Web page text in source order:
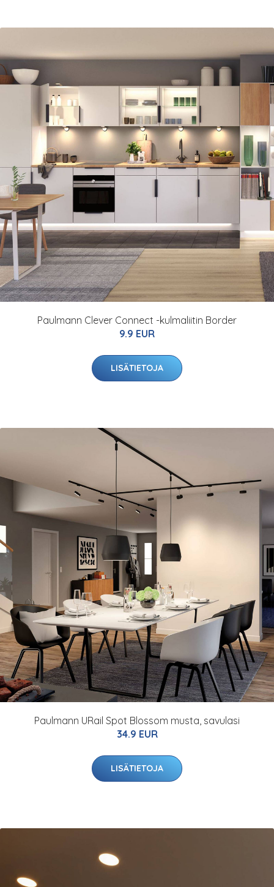
Paulmann Clever Connect -kulmaliitin Border
9.9 EUR
LISÄTIETOJA
Paulmann URail Spot Blossom musta, savulasi
34.9 EUR
LISÄTIETOJA